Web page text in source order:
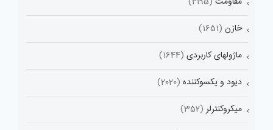
خازن (1651)
ماژولهای کاربردی (1644)
دیود و یکسوکننده (2020)
میکروکنترلر (352)